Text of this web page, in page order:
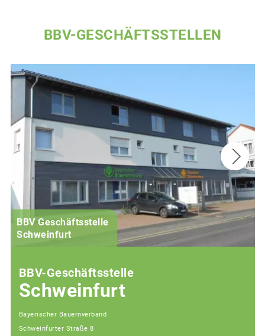
BBV-GESCHÄFTSSTELLEN
BBV Geschäftsstelle
Schweinfurt
BBV-Geschäftsstelle
Schweinfurt
Bayerischer Bauernverband
Schweinfurter Straße 8